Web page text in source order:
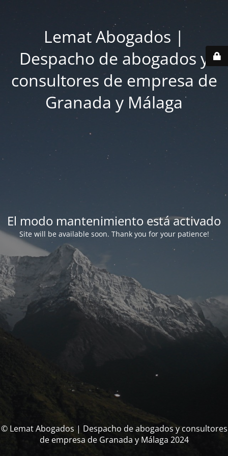
Lemat Abogados |
Despacho de abogados y
consultores de empresa de
Granada y Málaga
El modo mantenimiento está activado
Site will be available soon. Thank you for your patience!
© Lemat Abogados | Despacho de abogados y consultores
de empresa de Granada y Málaga 2024